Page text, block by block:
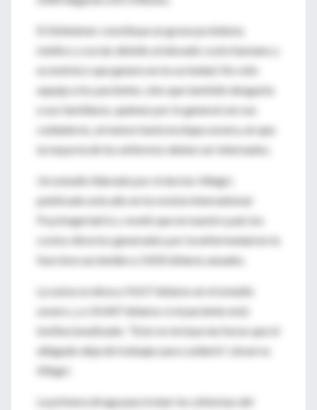
El Alzheimer constituye un grave problema
médico y social, debido al elevado costo humano y
económico que genera en la sociedad. No sólo
aqueja a los pacientes, sino que también desgasta
a sus familiares, quienes por lo general son sus
cuidadores, al menos hasta la etapa severa, en que
la mayoría de los enfermos deben ser internados.
Un estudio liderado por el doctor Allegri,
publicado este año en la revista International
Psychogeriatrics, reveló que en nuestro país los
costos directos generados por la enfermedad en la
fase leve ascienden a 3.420 dólares anuales.
La suma se eleva a 9.657 dólares en el estadio
severo, y a 14.447 dólares si el paciente está
institucionalizado. "Esto no incluye las horas que el
allegado deja de trabajar para cuidarlo", observa
Allegri.
La primera droga para tratar los síntomas del